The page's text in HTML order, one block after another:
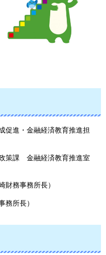
促進・金融経済教育推進担
策課
金融経済教育推進室
財務事務所長）
務所長）